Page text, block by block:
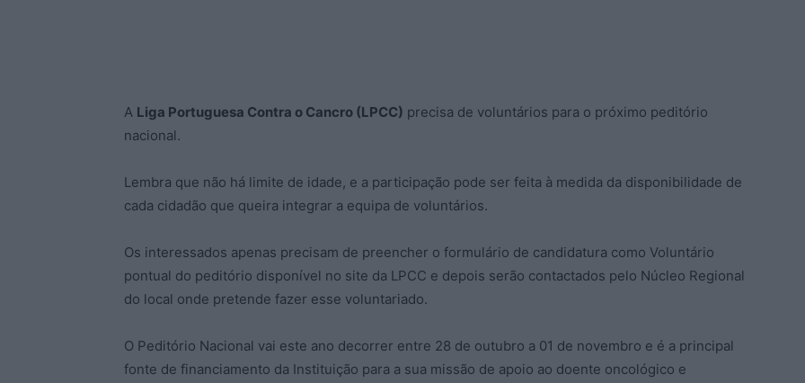
A Liga Portuguesa Contra o Cancro (LPCC) precisa de voluntários para o próximo peditório
nacional.
Lembra que não há limite de idade, e a participação pode ser feita à medida da disponibilidade de
cada cidadão que queira integrar a equipa de voluntários.
Os interessados apenas precisam de preencher o formulário de candidatura como Voluntário
pontual do peditório disponível no site da LPCC e depois serão contactados pelo Núcleo Regional
do local onde pretende fazer esse voluntariado.
O Peditório Nacional vai este ano decorrer entre 28 de outubro a 01 de novembro e é a principal
fonte de financiamento da Instituição para a sua missão de apoio ao doente oncológico e